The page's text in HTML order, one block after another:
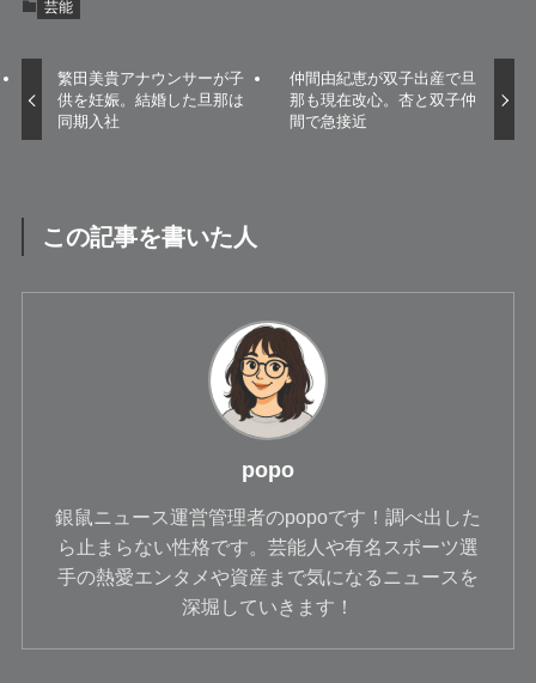
芸能
繁田美貴アナウンサーが子
供を妊娠。結婚した旦那は
同期入社
仲間由紀恵が双子出産で旦
那も現在改心。杏と双子仲
間で急接近
この記事を書いた人
popo
銀鼠ニュース運営管理者のpopoです！調べ出した
ら止まらない性格です。芸能人や有名スポーツ選
手の熱愛エンタメや資産まで気になるニュースを
深堀していきます！